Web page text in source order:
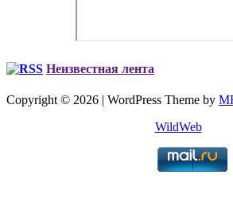
Неизвестная лента
Copyright © 2026 | WordPress Theme by
WildWeb